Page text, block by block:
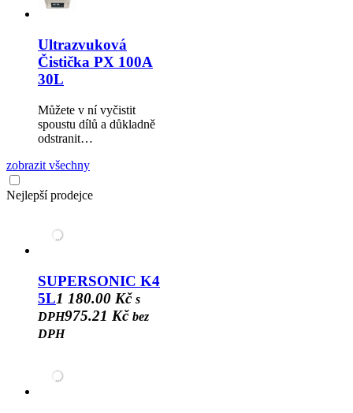
Ultrazvuková
Čistička PX 100A
30L
Můžete v ní vyčistit
spoustu dílů a důkladně
odstranit…
zobrazit všechny
Nejlepší prodejce
SUPERSONIC K4
5L1 180.00 Kč s
DPH975.21 Kč bez
DPH